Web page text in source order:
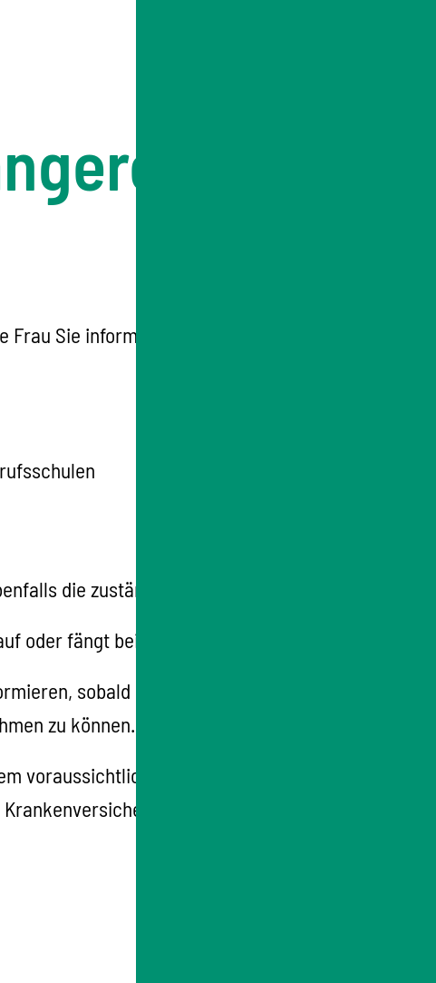
oder
Sie informiert hat, dass sie schwanger ist.
die zuständige Stelle informieren.
oder fängt bei Ihnen neu an.
sobald sie von der Schwangerschaft
zu können.
voraussichtlichen Tag der Entbindung
nicht übernimmt.